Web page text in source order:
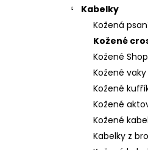
Kabelky
Kožená
Kožené
Kožené
Kožené vaky
Kožené
Kožené
Kožené
Kabelky z